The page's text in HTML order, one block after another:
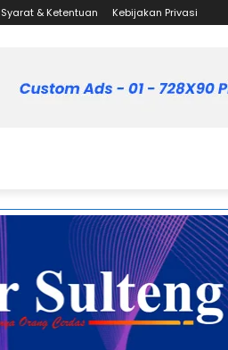
Syarat & Ketentuan Kebijakan Privasi